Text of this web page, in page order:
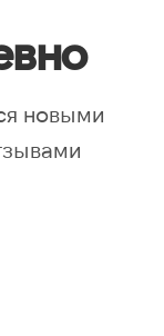
новыми